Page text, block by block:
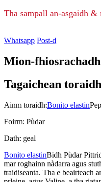
Tha sampall an-asgaidh
Whatsapp Post-d
Mion-
Tagaichean toraidh
Ainm toraidh:Bonito elastin
Foirm: Pùdar
Dath: geal
Bonito elastinBidh Pùdar
mar roghainn nàdarra agus
traidiseanta. Tha e beairteach